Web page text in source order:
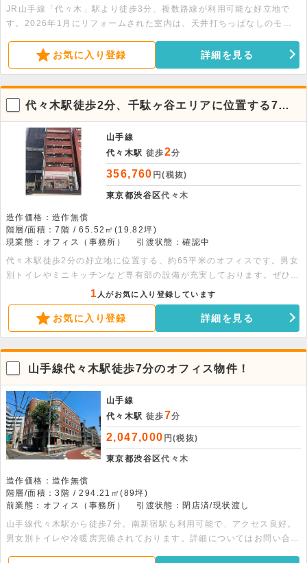
JR山手線「代々木」駅より徒歩3分、複数路線が利用可能な好立地で
す。2026年1月にリフォームされた室内は、天井打ちっぱなしのモダ
のある空間です。約74平米の広さがあり、執務スペースとして最適。
落ち着いた環境で、新たなビジネス拠点を構えませんか。
お気に入り登録 詳細を見る
代々木駅徒歩2分、千駄ヶ谷エリアに位置する7階
貸事務所
山手線
代々木駅 徒歩2分
356,760 円(税抜)
東京都渋谷区代々木
造作価格：造作無償
階層/面積：7階 / 65.52㎡(19.82坪)
現業態：オフィス（事務所）
引渡状態：確認中
代々木駅徒歩2分の好立地に位置する、約65平米のオフィスです。男女
別トイレやミニキッチンなど専有部の設備が充実しております。ぜひご
1 人がお気に入り登録しています
お気に入り登録 詳細を見る
山手線代々木駅徒歩7分のオフィス物件！
山手線
代々木駅 徒歩7分
2,047,000 円(税抜)
東京都渋谷区代々木
造作価格：造作無償
階層/面積：3階 / 294.21㎡(89坪)
前業態：オフィス（事務所）
引渡状態：閉店済/現状渡し
山手線代々木駅から徒歩7分。南新宿駅も利用可能で、アクセス良好。
男女別トイレや冷暖房完備されております。詳細についてはお問い合わ